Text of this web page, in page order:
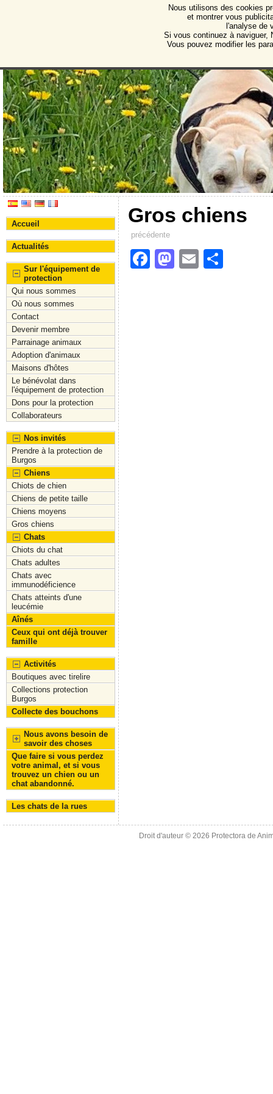
Protectora de Animales
Association pour la protection des animaux et des
Accueil
Actualités
Sur l'équipement de
protection
Qui nous sommes
Où nous sommes
Contact
Devenir membre
Parrainage animaux
Adoption d'animaux
Maisons d'hôtes
Le bénévolat dans
l'équipement de protection
Dons pour la protection
Collaborateurs
Nos invités
Prendre à la protection de
Burgos
Chiens
Chiots de chien
Chiens de petite taille
Chiens moyens
Gros chiens
Chats
Chiots du chat
Chats adultes
Chats avec
immunodéficience
Chats atteints d'une
leucémie
Aînés
Ceux qui ont déjà trouver
famille
Activités
Boutiques avec tirelire
Collections protection
Burgos
Collecte des bouchons
Nous avons besoin de
savoir des choses
Que faire si vous perdez
votre animal, et si vous
trouvez un chien ou un
chat abandonné.
Les chats de la rues
Gros chiens
précédente
F
M
E
Droit d'auteur © 2026 Protectora de
Nous utilisons des cookies
et montrer vous
l'analyse de
Si vous continuez à naviguer,
Vous pouvez modifier les